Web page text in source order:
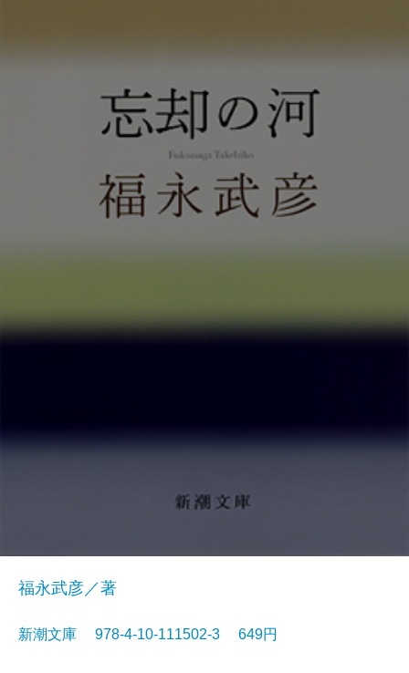
福永武彦／著
新潮文庫 978-4-10-111502-3 649円